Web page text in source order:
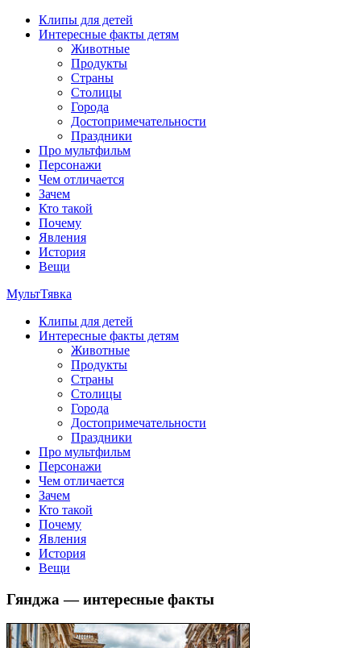
Перейти
содержимому
Клипы для детей
Интересные факты детям
Животные
Продукты
Страны
Столицы
Города
Достопримечательности
Праздники
Про мультфильм
Персонажи
Чем отличается
Зачем
Кто такой
Почему
Явления
История
Вещи
МультТявка
интересные факты про страны, столицы и города, клипы из
мультфильмов, мульт-клипы, песни из мультиков, детские
клипы, интересные факты о мультфильмах и про персонажей
мультфильмов
Клипы для детей
Интересные факты детям
Животные
Продукты
Страны
Столицы
Города
Достопримечательности
Праздники
Про мультфильм
Персонажи
Чем отличается
Зачем
Кто такой
Почему
Явления
История
Вещи
Гянджа — интересные факты